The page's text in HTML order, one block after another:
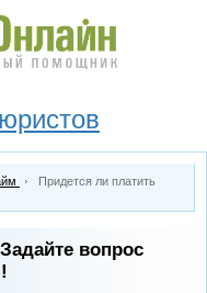
Придется ли платить
вопрос